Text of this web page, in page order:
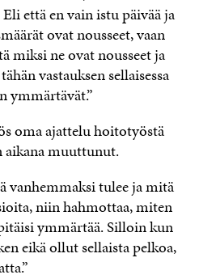
että en vain istu päivää ja
ovat nousseet, vaan
miksi ne ovat nousseet ja
vastauksen sellaisessa
ymmärtävät.”
oma ajattelu hoitotyöstä
muuttunut.
vanhemmaksi tulee ja mitä
niin hahmottaa, miten
ymmärtää. Silloin kun
eikä ollut sellaista pelkoa,